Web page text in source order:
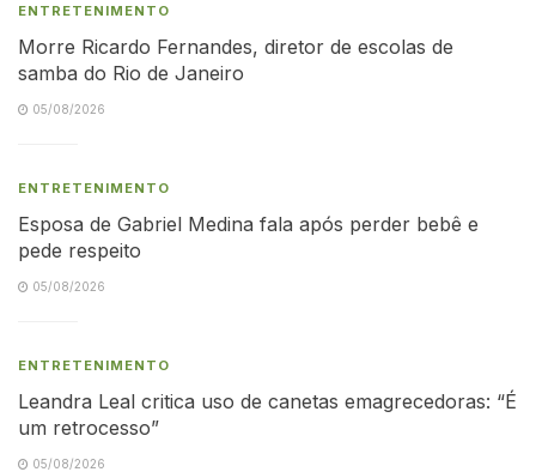
ENTRETENIMENTO
Morre Ricardo Fernandes, diretor de escolas de
samba do Rio de Janeiro
05/08/2026
ENTRETENIMENTO
Esposa de Gabriel Medina fala após perder bebê e
pede respeito
05/08/2026
ENTRETENIMENTO
Leandra Leal critica uso de canetas emagrecedoras: “É
um retrocesso”
05/08/2026